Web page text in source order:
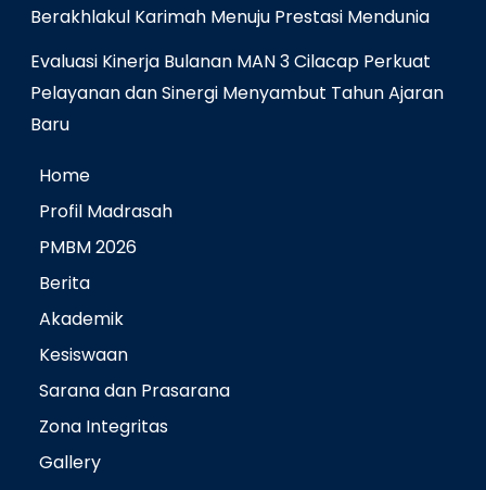
Berakhlakul Karimah Menuju Prestasi Mendunia
Evaluasi Kinerja Bulanan MAN 3 Cilacap Perkuat
Pelayanan dan Sinergi Menyambut Tahun Ajaran
Baru
Home
Profil Madrasah
PMBM 2026
Berita
Akademik
Kesiswaan
Sarana dan Prasarana
Zona Integritas
Gallery